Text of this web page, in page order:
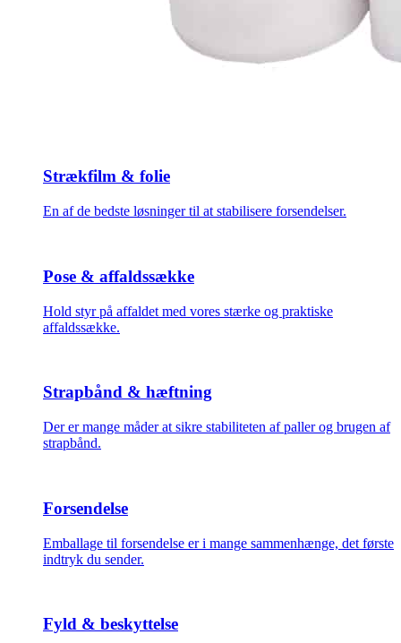
Strækfilm & folie
En af de bedste løsninger til at stabilisere forsendelser.
Pose & affaldssække
Hold styr på affaldet med vores stærke og praktiske
affaldssække.
Strapbånd & hæftning
Der er mange måder at sikre stabiliteten af paller og brugen af
strapbånd.
Forsendelse
Emballage til forsendelse er i mange sammenhænge, det første
indtryk du sender.
Fyld & beskyttelse